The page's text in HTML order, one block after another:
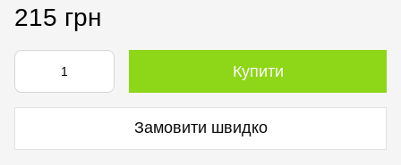
215 грн
Купити
Замовити швидко